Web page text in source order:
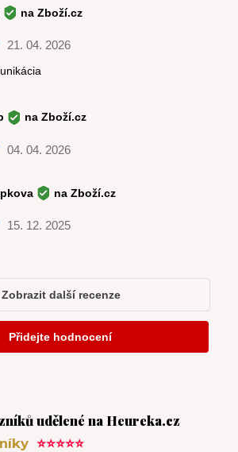
udělené na Heureka.cz
⭐⭐⭐⭐⭐